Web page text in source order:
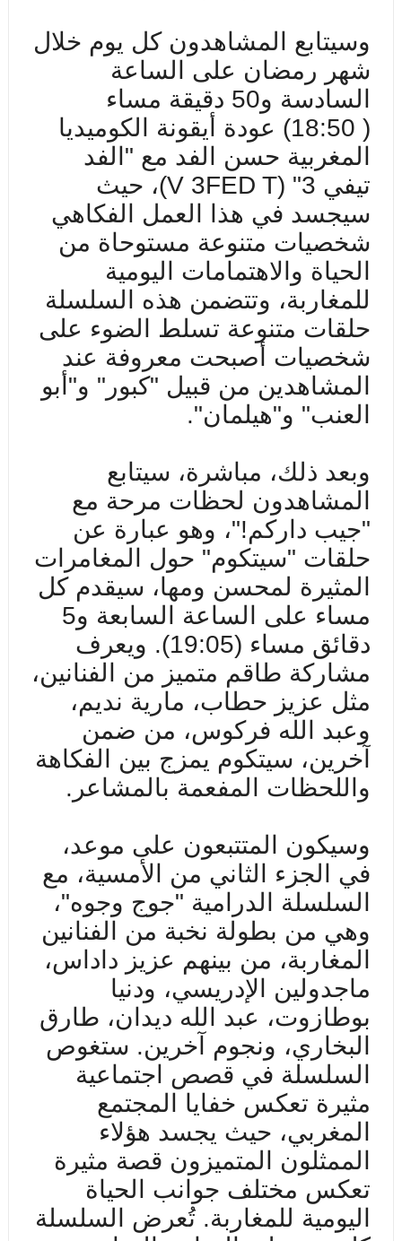
وسيتابع المشاهدون كل يوم خلال
شهر رمضان على الساعة
السادسة و50 دقيقة مساء
(
:50
18) عودة أيقونة الكوميديا
المغربية حسن الفد مع "الفد
تيفي 3" (
FED T
V 3)، حيث
سيجسد في هذا العمل الفكاهي
شخصيات متنوعة مستوحاة من
الحياة والاهتمامات اليومية
للمغاربة، وتتضمن هذه السلسلة
حلقات متنوعة تسلط الضوء على
شخصيات أصبحت معروفة عند
المشاهدين من قبيل "كبور" و"أبو
العنب" و"هيلمان".
وبعد ذلك، مباشرة، سيتابع
المشاهدون لحظات مرحة مع
"جيب داركم!"، وهو عبارة عن
حلقات "سيتكوم" حول المغامرات
المثيرة لمحسن ومها، سيقدم كل
مساء على الساعة السابعة و5
دقائق مساء (19:05). ويعرف
مشاركة طاقم متميز من الفنانين،
مثل عزيز حطاب، مارية نديم،
وعبد الله فركوس، من ضمن
آخرين، سيتكوم يمزج بين الفكاهة
واللحظات المفعمة بالمشاعر.
وسيكون المتتبعون على موعد،
في الجزء الثاني من الأمسية، مع
السلسلة الدرامية "جوج وجوه"،
وهي من بطولة نخبة من الفنانين
المغاربة، من بينهم عزيز داداس،
ماجدولين الإدريسي، ودنيا
بوطازوت، عبد الله ديدان، طارق
البخاري، ونجوم آخرين. ستغوص
السلسلة في قصص اجتماعية
مثيرة تعكس خفايا المجتمع
المغربي، حيث يجسد هؤلاء
الممثلون المتميزون قصة مثيرة
تعكس مختلف جوانب الحياة
اليومية للمغاربة. تُعرض السلسلة